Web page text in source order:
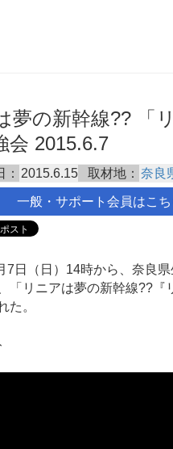
夢の新幹線?? 「
会 2015.6.7
2015.6.15 取材地： 奈良
一般・サポート会員はこち
日（日）14時から、奈良県
「リニアは夢の新幹線??『
た。